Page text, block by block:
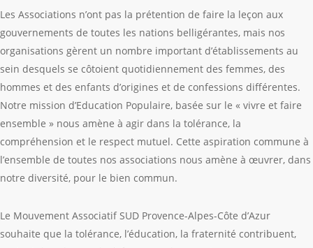
Les Associations n’ont pas la prétention de faire la leçon aux
gouvernements de toutes les nations belligérantes, mais nos
organisations gèrent un nombre important d’établissements au
sein desquels se côtoient quotidiennement des femmes, des
hommes et des enfants d’origines et de confessions différentes.
Notre mission d’Education Populaire, basée sur le « vivre et faire
ensemble » nous amène à agir dans la tolérance, la
compréhension et le respect mutuel. Cette aspiration commune à
l’ensemble de toutes nos associations nous amène à œuvrer, dans
notre diversité, pour le bien commun.
Le Mouvement Associatif SUD Provence-Alpes-Côte d’Azur
souhaite que la tolérance, l’éducation, la fraternité contribuent,